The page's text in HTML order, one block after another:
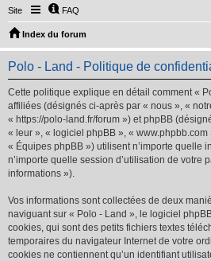
Site FAQ
Index du forum
Polo - Land - Politique de
Cette politique explique en détail comment «
affiliées (désignés ci-après par « nous », «
« https://polo-land.fr/forum ») et phpBB
« leur », « logiciel phpBB », «
« Équipes phpBB ») utilisent n’importe quelle
n’importe quelle session d’utilisation de votre
informations »).
Vos informations sont collectées de deux
naviguant sur « Polo - Land », le logiciel
cookies, qui sont des petits fichiers textes
temporaires du navigateur Internet de votre
cookies ne contiennent qu’un identifiant